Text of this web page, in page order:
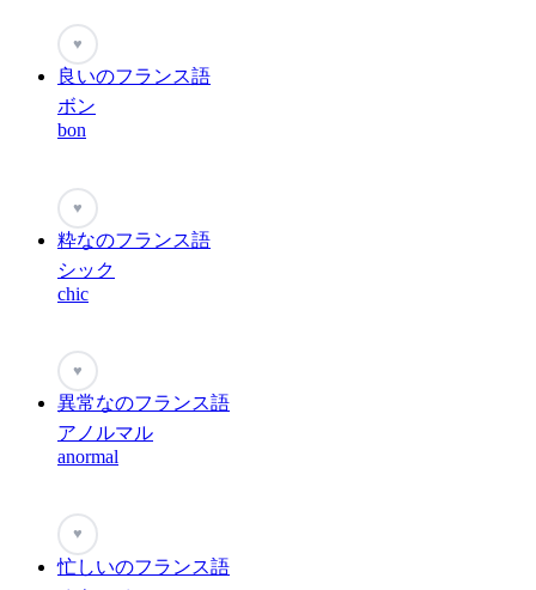
♥
良いのフランス語
ボン
bon
♥
粋なのフランス語
シック
chic
♥
異常なのフランス語
アノルマル
anormal
♥
忙しいのフランス語